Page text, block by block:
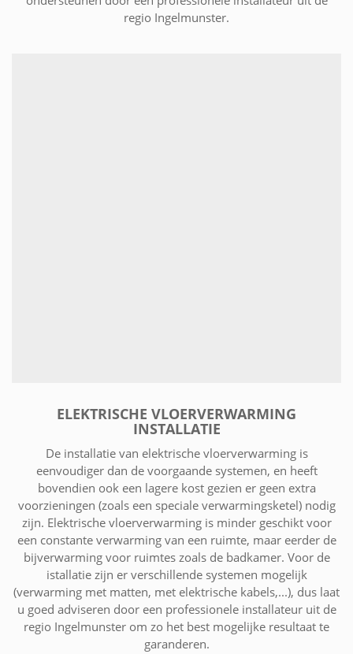
regio Ingelmunster.
ELEKTRISCHE VLOERVERWARMING
INSTALLATIE
De installatie van elektrische vloerverwarming is
eenvoudiger dan de voorgaande systemen, en heeft
bovendien ook een lagere kost gezien er geen extra
voorzieningen (zoals een speciale verwarmingsketel) nodig
zijn. Elektrische vloerverwarming is minder geschikt voor
een constante verwarming van een ruimte, maar eerder de
bijverwarming voor ruimtes zoals de badkamer. Voor de
istallatie zijn er verschillende systemen mogelijk
(verwarming met matten, met elektrische kabels,...), dus laat
u goed adviseren door een professionele installateur uit de
regio Ingelmunster om zo het best mogelijke resultaat te
garanderen.